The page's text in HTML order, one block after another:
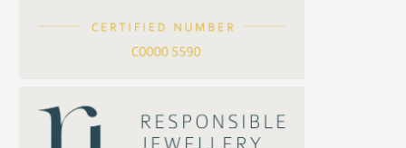
公司名稱
聯絡電話
方假繩鏈系列